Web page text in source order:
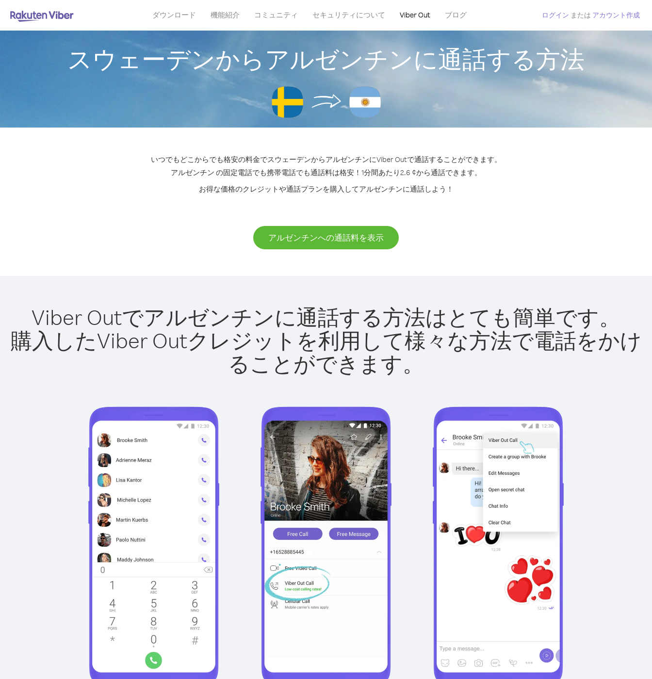
ダウンロード 機能紹介 コミュニティ セキュリティについて Viber Out ブログ ログイン または アカウント作成
スウェーデンからアルゼンチンに通話する方法
いつでもどこからでも格安の料金でスウェーデンからアルゼンチンにViber Outで通話することができます。
アルゼンチン の固定電話でも携帯電話でも通話料は格安！1分間あたり2.6 ¢から通話できます。
お得な価格のクレジットや通話プランを購入してアルゼンチンに通話しよう！
アルゼンチンへの通話料を表示
Viber Outでアルゼンチンに通話する方法はとても簡単です。
購入したViber Outクレジットを利用して様々な方法で電話をかけ
ることができます。